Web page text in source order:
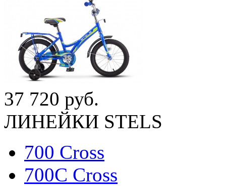
37 720 руб.
ЛИНЕЙКИ STELS
700 Cross
700C Cross